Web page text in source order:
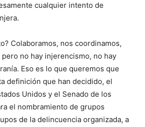
cualquier intento de
Colaboramos, nos coordinamos,
no hay injerencismo, no hay
Eso es lo que queremos que
definición que han decidido, el
Unidos y el Senado de los
el nombramiento de grupos
de la delincuencia organizada, a